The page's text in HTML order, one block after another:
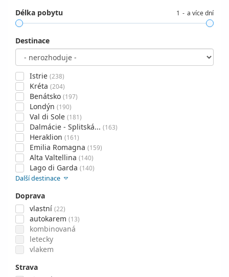
Délka pobytu
1 a více dní
Destinace
Istrie (238)
Kréta (204)
Benátsko (197)
Londýn (190)
Val di Sole (181)
Dalmácie - Splitská... (163)
Heraklion (161)
Emilia Romagna (159)
Alta Valtellina (140)
Lago di Garda (140)
Další destinace
Doprava
vlastní (22)
autokarem (13)
kombinovaná
letecky
vlakem
Strava